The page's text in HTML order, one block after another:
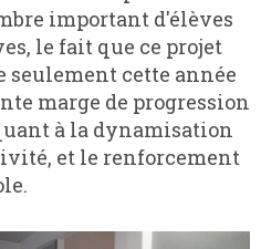
important d'élèves
le fait que ce projet
seulement cette année
marge de progression
à la dynamisation
et le renforcement